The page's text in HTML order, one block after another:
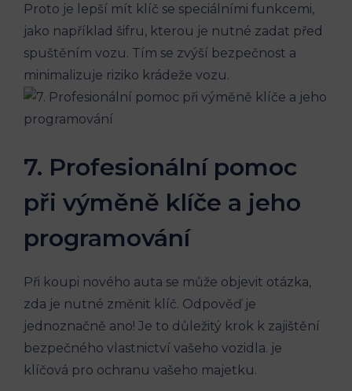
Proto je lepší mít⁣ klíč se ‌speciálními funkcemi,
‍jako například šifru,⁤ kterou je nutné zadat před
spuštěním vozu. Tím se zvýší​ bezpečnost a
minimalizuje riziko⁢ krádeže vozu.
7. Profesionální pomoc
při výměně klíče a jeho
programování
Při koupi​ nového auta ​se může objevit⁢ otázka,​
zda je nutné ⁤změnit klíč. ⁣Odpověď⁢ je​
jednoznačně ano! Je to důležitý‌ krok k zajištění
bezpečného⁣ vlastnictví vašeho ​vozidla. je
klíčová pro ⁤ochranu vašeho majetku.